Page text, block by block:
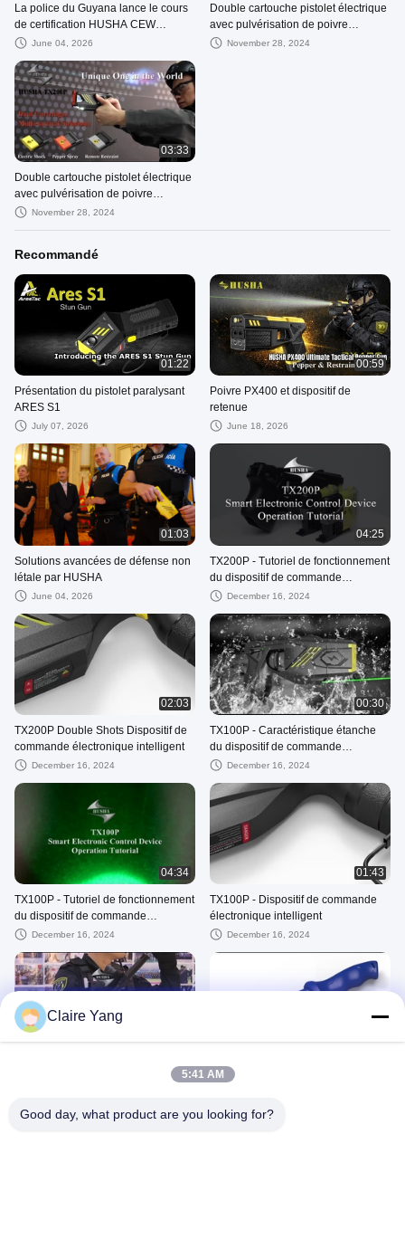
La police du Guyana lance le cours
de certification HUSHA CEW
TX200PJune 04, 2026
Double cartouche pistolet électrique
avec pulvérisation de poivre
électrique et contrôle à distance
November 28, 2024
03:33
Double cartouche pistolet électrique
avec pulvérisation de poivre
électrique et contrôle à distance
November 28, 2024
Recommandé
01:22
Présentation du pistolet paralysant
ARES S1
July 07, 2026
00:59
Poivre PX400 et dispositif de
retenue
June 18, 2026
01:03
Solutions avancées de défense non
létale par HUSHA
June 04, 2026
04:25
TX200P - Tutoriel de fonctionnement
du dispositif de commande
électronique intelligent à double tir
December 16, 2024
02:03
TX200P Double Shots Dispositif de
commande électronique intelligent
December 16, 2024
00:30
TX100P - Caractéristique étanche
du dispositif de commande
électronique intelligent
December 16, 2024
04:34
TX100P - Tutoriel de fonctionnement
du dispositif de commande
électronique intelligent
December 16, 2024
01:43
TX100P - Dispositif de commande
électronique intelligent
December 16, 2024
01:15 00:46
SK100 - Poignard de formation à
commande électronique
Claire Yang
5:41 AM
Good day, what product are you looking for?